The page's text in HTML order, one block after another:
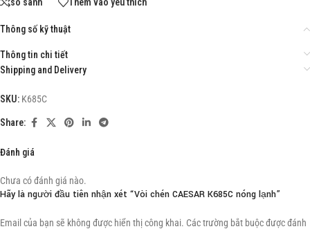
Thông số kỹ thuật
Thông tin chi tiết
Shipping and Delivery
SKU: K685C
Share:
Đánh giá
Chưa có đánh giá nào.
Hãy là người đầu tiên nhận xét “Vòi chén CAESAR K685C nóng lạnh”
Email của bạn sẽ không được hiển thị công khai. Các trường bắt buộc được đánh